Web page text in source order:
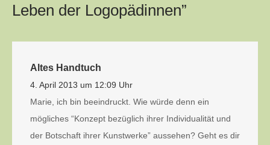
Leben der Logopädinnen”
Altes Handtuch
4. April 2013 um 12:09 Uhr
Marie, ich bin beeindruckt. Wie würde denn ein
mögliches “Konzept bezüglich ihrer Individualität und
der Botschaft ihrer Kunstwerke” aussehen? Geht es dir